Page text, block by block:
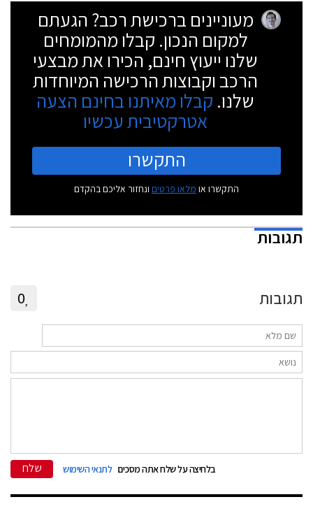
מעוניינים ברכישת רכב? הגעתם
למקום הנכון. קבלו מהמומחים
שלנו ייעוץ חינם, הכירו את מבצעי
הרכב וקבוצות הרכישה המיוחדות
שלנו. קבלו מאיתנו בחינם הצעה
אטרקטיבית עכשיו
התקשרו
התקשרו או מלאו פרטים ונחזור אליכם בהקדם
תגובות
תגובות 0
בלחיצה על שלח אתה מסכים לתנאי השימוש שלח